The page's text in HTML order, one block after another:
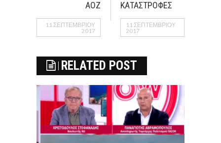
ΑΟΖ
11 ΣΕΠΤΕΜΒΡΊΟΥ
2017
ΚΑΤΑΣΤΡΟΦΕΣ
11 ΣΕΠΤΕΜΒΡΊΟΥ
2017
RELATED POST